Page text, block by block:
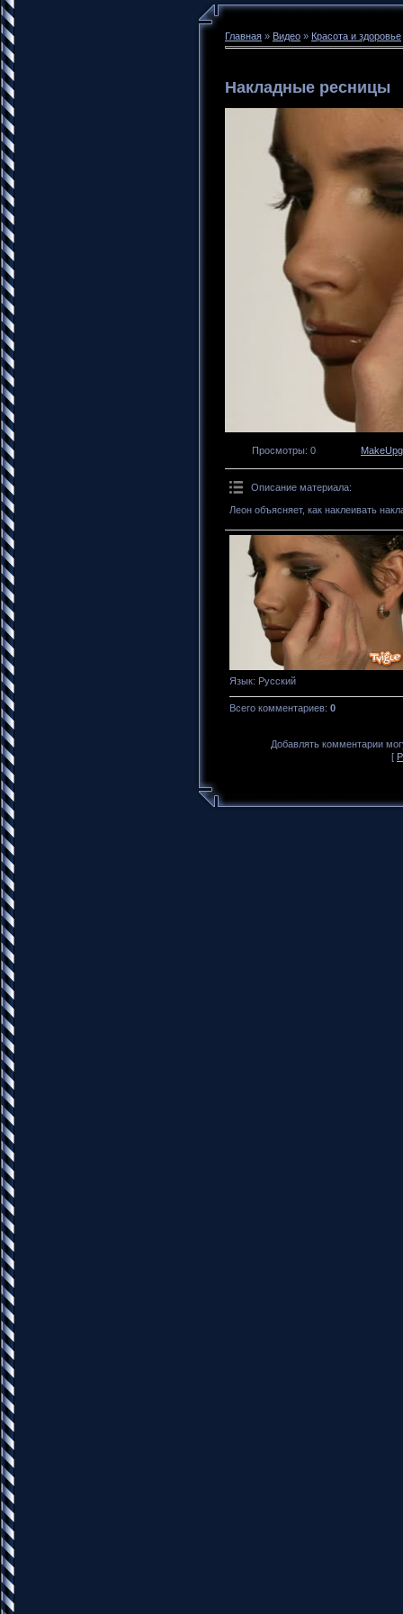
Главная » Видео » Красота и здоровье
Накладные ресницы
Просмотры: 0
Описание материала:
Леон объясняет, как наклеивать
Язык: Русский
Всего комментариев: 0
Добавлять комментарии
[